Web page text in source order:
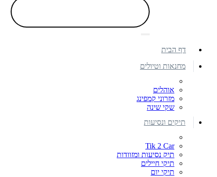
דף הבית
מחנאות וטיולים
אוהלים
מזרוני קמפינג
שקי שינה
תיקים ונסיעות
Tik 2 Car
תיק נסיעות ומזוודות
תיקי חיילים
תיקי יום